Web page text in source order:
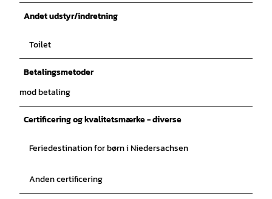
Andet udstyr/indretning
Toilet
Betalingsmetoder
mod betaling
Certificering og kvalitetsmærke - diverse
Feriedestination for børn i Niedersachsen
Anden certificering